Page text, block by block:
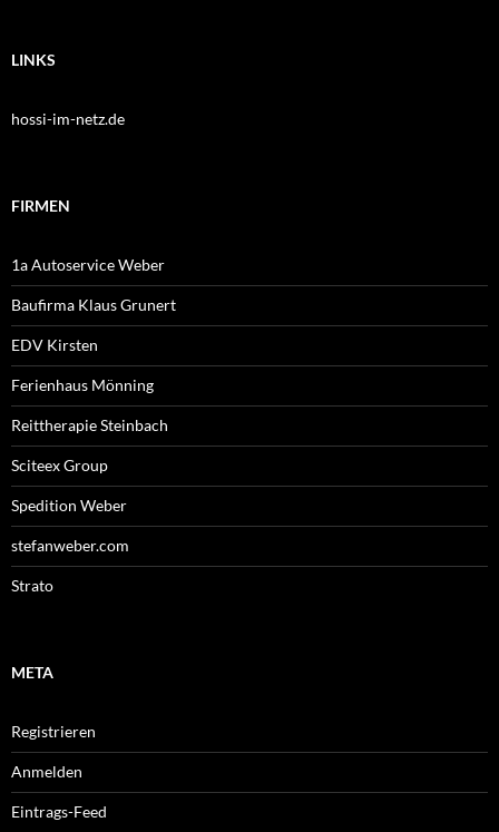
LINKS
hossi-im-netz.de
FIRMEN
1a Autoservice Weber
Baufirma Klaus Grunert
EDV Kirsten
Ferienhaus Mönning
Reittherapie Steinbach
Sciteex Group
Spedition Weber
stefanweber.com
Strato
META
Registrieren
Anmelden
Eintrags-Feed